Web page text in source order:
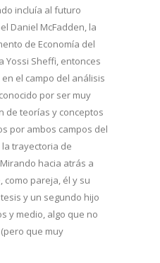
incluía al futuro
Daniel McFadden, la
de Economía del
Yossi Sheffi, entonces
el campo del análisis
por ser muy
de teorías y conceptos
por ambos campos del
trayectoria de
hacia atrás a
como pareja, él y su
y un segundo hijo
y medio, algo que no
que muy